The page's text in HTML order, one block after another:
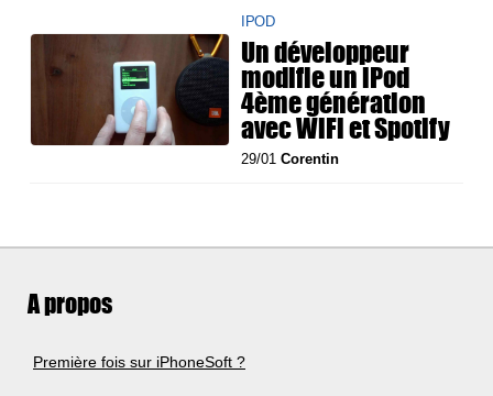
IPOD
Un développeur
modifie un iPod
4ème génération
avec WiFi et Spotify
29/01Corentin
A propos
Première fois sur iPhoneSoft ?